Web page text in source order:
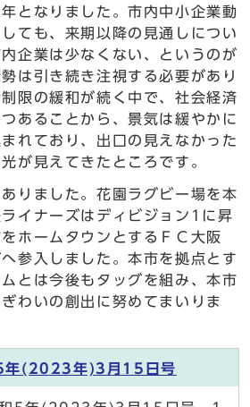
となりました。市内中小企業動
ても、来期以降の見通しについ
企業は少なくない、というのが
は引き続き注視する必要があり
限の緩和が続く中で、社会経済
あることから、景気は緩やかに
れており、出口の見えなかった
が見えてきたところです。
りました。花園ラグビー場を本
イナーズはディビジョン1に昇
ホームタウンとするＦＣ大阪
参入しました。本市を拠点とす
とは今後もタッグを組み、本市
わいの創出に努めてまいりま
年(2023年)3月15日号